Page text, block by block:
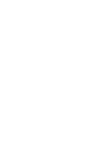
des ...